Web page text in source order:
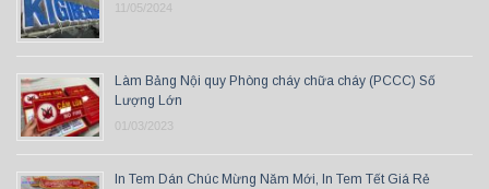
11/05/2024
Làm Bảng Nội quy Phòng cháy chữa cháy (PCCC) Số
Lượng Lớn
01/03/2023
In Tem Dán Chúc Mừng Năm Mới, In Tem Tết Giá Rẻ